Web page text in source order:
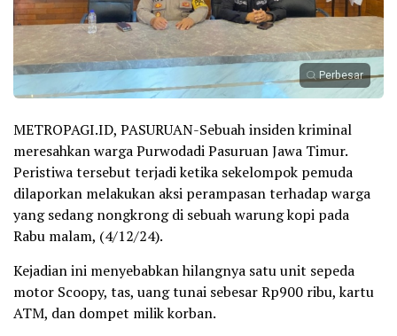
Perbesar
METROPAGI.ID, PASURUAN-Sebuah insiden kriminal
meresahkan warga Purwodadi Pasuruan Jawa Timur.
Peristiwa tersebut terjadi ketika sekelompok pemuda
dilaporkan melakukan aksi perampasan terhadap warga
yang sedang nongkrong di sebuah warung kopi pada
Rabu malam, (4/12/24).
Kejadian ini menyebabkan hilangnya satu unit sepeda
motor Scoopy, tas, uang tunai sebesar Rp900 ribu, kartu
ATM, dan dompet milik korban.